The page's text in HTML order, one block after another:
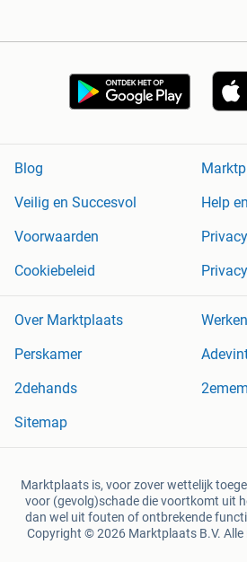
Blog
Veilig en Succesvol
Help
Voorwaarden
Cookiebeleid
Over Marktplaats
Perskamer
2dehands
Sitemap
Marktplaats is, voor zover wettelijk
voor (gevolg)schade die voortkomt uit
dan wel uit fouten of ontbrekende
Copyright © 2026 Marktplaats B.V.